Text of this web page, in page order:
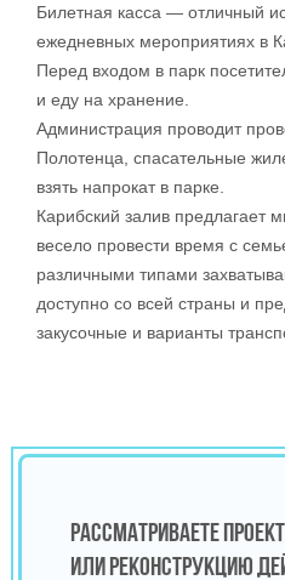
Билетная касса — отличный
ежедневных мероприятиях в
Перед входом в парк
и еду на хранение.
Администрация проводит
Полотенца, спасательные
взять напрокат в парке.
Карибский залив предлагает
весело провести время с
различными типами
доступно со всей страны и
закусочные и варианты
РАССМАТРИВАЕТЕ
ИЛИ РЕКОНСТРУКЦИЮ